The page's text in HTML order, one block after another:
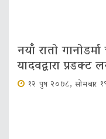
नयाँं रातो
यादवद्वारा प्रडक्ट
१२ पुष २०७८, सोमबार